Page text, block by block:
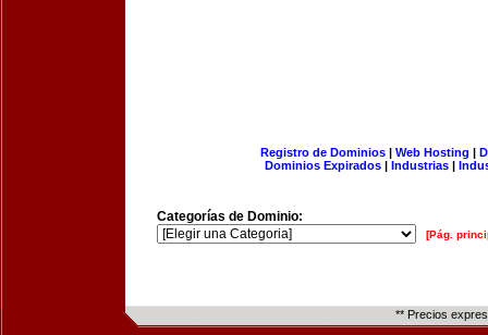
Registro de Dominios| Web Hosting |
Dominios Expirados | Industrias |
Categorías de Dominio:
[Pág.
** Precios